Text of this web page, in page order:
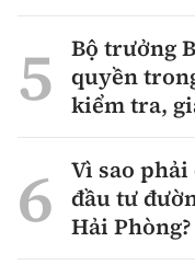
Bộ trưởng
quyền
kiểm tra,
Vì sao
đầu tư
Hải Phòng?